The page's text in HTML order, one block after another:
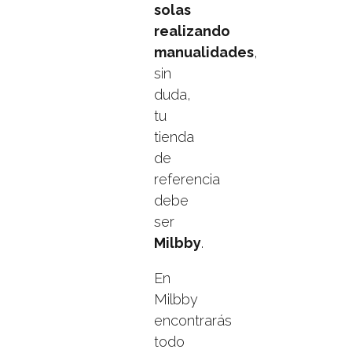
solas
realizando
manualidades,
sin
duda,
tu
tienda
de
referencia
debe
ser
Milbby.
En
Milbby
encontrarás
todo